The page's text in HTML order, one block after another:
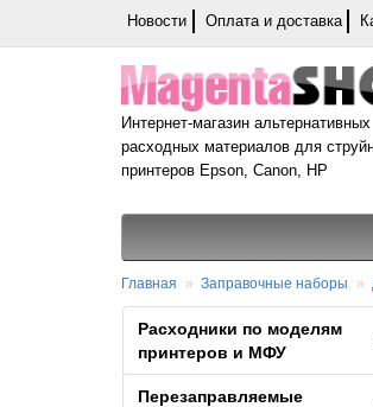
Новости Оплата и доставка
Интернет-магазин альтернативных
расходных материалов для
принтеров Epson, Canon, HP
Главная Заправочные наборы
Расходники по моделям
принтеров и МФУ
Перезаправляемые